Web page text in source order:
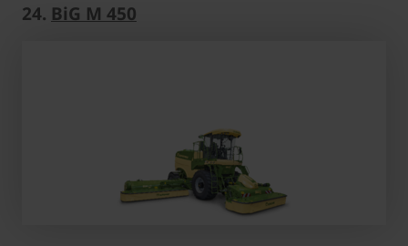
24. BiG M 450